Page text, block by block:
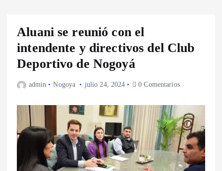
Aluani se reunió con el
intendente y directivos del Club
Deportivo de Nogoyá
admin Nogoya julio 24, 2024 0 Comentarios